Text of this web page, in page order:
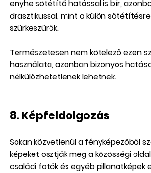
enyhe sötétítő hatással is bír,
drasztikussal, mint a külön
szürkeszűrők.
Természetesen nem kötelező ezen
használata, azonban bizonyos
nélkülözhetetlenek lehetnek.
8. Képfeldolgozás
Sokan közvetlenül a fényképezőből
képeket osztják meg a közösségi
családi fotók és egyéb pillanatképek